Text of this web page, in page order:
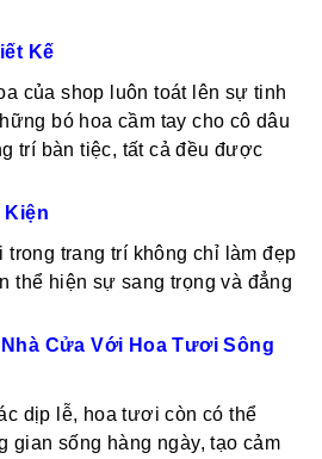
Kế
của shop luôn toát lên sự tinh
bó hoa cầm tay cho cô dâu
trí bàn tiệc, tất cả đều được
Kiện
trang trí không chỉ làm đẹp
thể hiện sự sang trọng và đẳng
Cửa Với Hoa Tươi Sông
dịp lễ, hoa tươi còn có thể
gian sống hàng ngày, tạo cảm